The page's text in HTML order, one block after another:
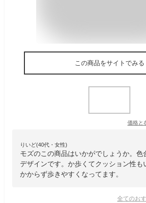
この商品をサイトでみる
価格と
りいど(40代・女性)
モズのこの商品はいかがでしょうか。色
デザインです。か歩くてクッション性も
かからず歩きやすくなってます。
全てのお